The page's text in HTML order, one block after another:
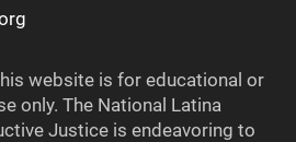
website is for educational or
only. The National Latina
Justice is endeavoring to